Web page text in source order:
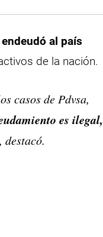
al país
de la nación.
casos de Pdvsa,
es ilegal,